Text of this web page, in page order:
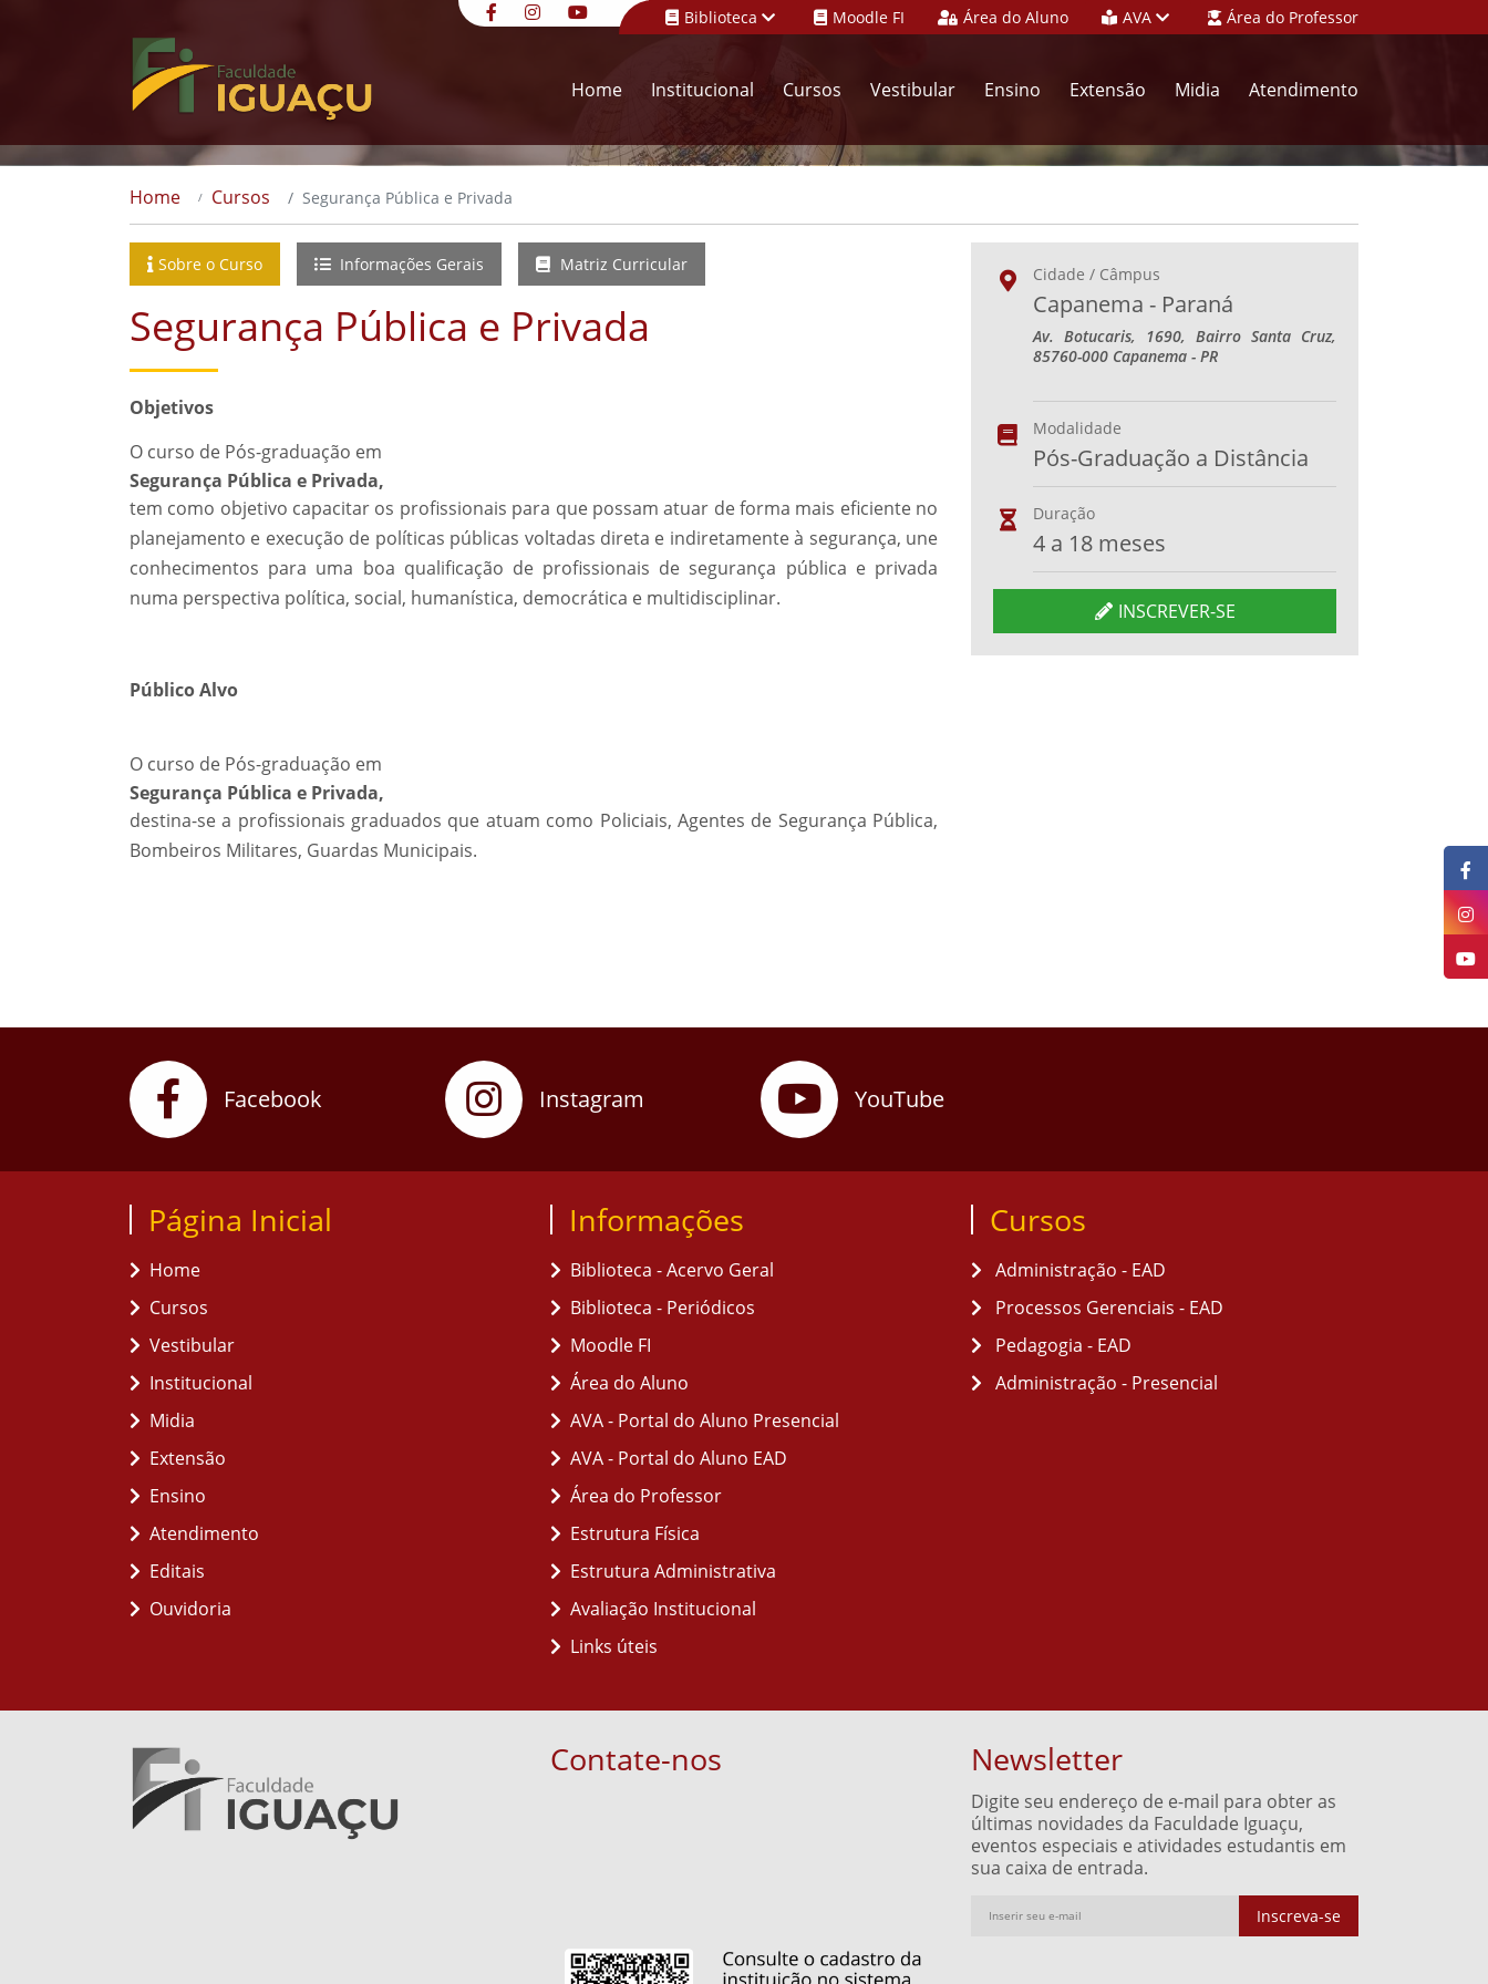
Biblioteca Moodle FI Área do Aluno AVA Área do Professor
Home Institucional Cursos Vestibular Ensino Extensão Midia Atendimento
Home Cursos Segurança Pública e Privada
Sobre o Curso Informações Gerais Matriz Curricular
Segurança Pública e Privada
Objetivos
O curso de Pós-graduação em
Segurança Pública e Privada,
tem como objetivo capacitar os profissionais para que possam atuar de forma mais eficiente no
planejamento e execução de políticas públicas voltadas direta e indiretamente à segurança, une
conhecimentos para uma boa qualificação de profissionais de segurança pública e privada
numa perspectiva política, social, humanística, democrática e multidisciplinar.
Público Alvo
O curso de Pós-graduação em
Segurança Pública e Privada,
destina-se a profissionais graduados que atuam como Policiais, Agentes de Segurança Pública,
Bombeiros Militares, Guardas Municipais.
Cidade / Câmpus
Capanema - Paraná
Av. Botucaris, 1690, Bairro Santa Cruz,
85760-000 Capanema - PR
Modalidade
Pós-Graduação a Distância
Duração
4 a 18 meses
INSCREVER-SE
Facebook Instagram YouTube
Página Inicial
Home
Cursos
Vestibular
Institucional
Midia
Extensão
Ensino
Atendimento
Editais
Ouvidoria
Informações
Biblioteca - Acervo Geral
Biblioteca - Periódicos
Moodle FI
Área do Aluno
AVA - Portal do Aluno Presencial
AVA - Portal do Aluno EAD
Área do Professor
Estrutura Física
Estrutura Administrativa
Avaliação Institucional
Links úteis
Cursos
Administração - EAD
Processos Gerenciais - EAD
Pedagogia - EAD
Administração - Presencial
Contate-nos Newsletter
Digite seu endereço de e-mail para obter as
últimas novidades da Faculdade Iguaçu,
eventos especiais e atividades estudantis em
sua caixa de entrada.
Inscreva-se